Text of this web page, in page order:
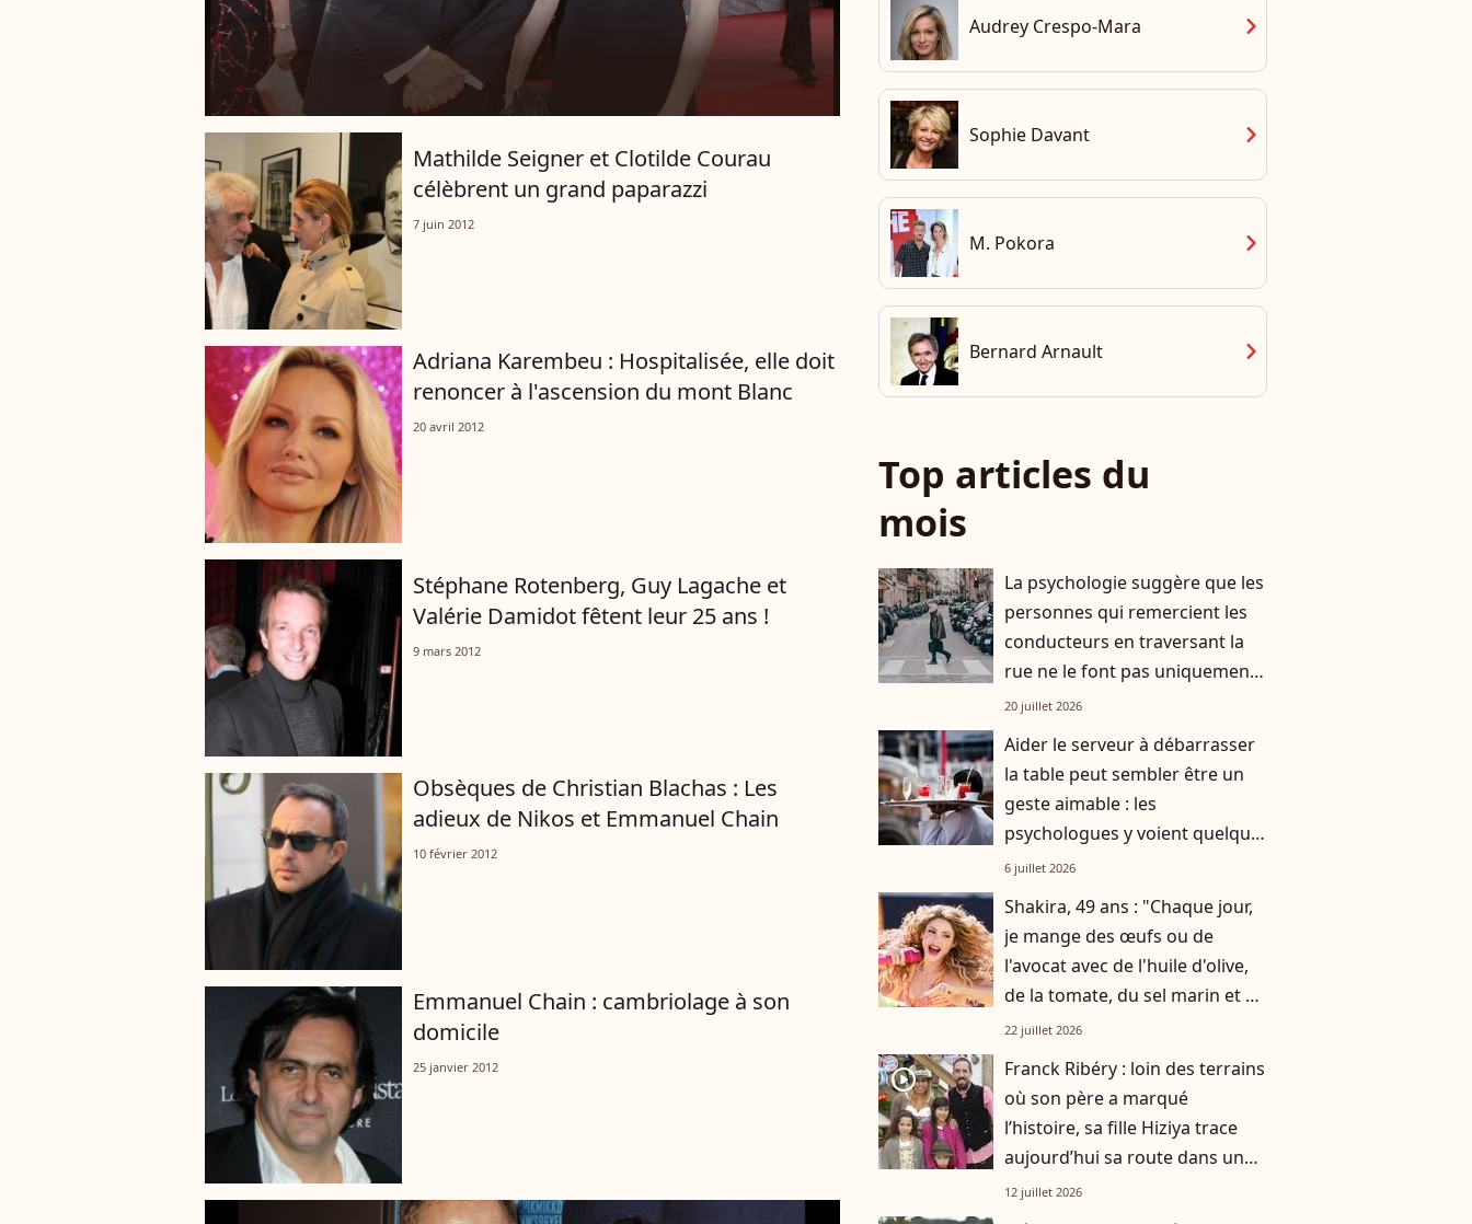
Mathilde Seigner et Clotilde Courau
célèbrent un grand paparazzi
7 juin 2012
Adriana Karembeu : Hospitalisée, elle doit
renoncer à l'ascension du mont Blanc
20 avril 2012
Stéphane Rotenberg, Guy Lagache et
Valérie Damidot fêtent leur 25 ans !
9 mars 2012
Obsèques de Christian Blachas : Les
adieux de Nikos et Emmanuel Chain
10 février 2012
Emmanuel Chain : cambriolage à son
domicile
25 janvier 2012
Audrey Crespo-Mara chevron_right
Sophie Davant chevron_right
M. Pokora chevron_right
Bernard Arnault chevron_right
Top articles du
mois
La psychologie suggère que les
personnes qui remercient les
conducteurs en traversant la
rue ne le font pas uniquement
par gratitude
20 juillet 2026
Aider le serveur à débarrasser
la table peut sembler être un
geste aimable : les
psychologues y voient quelque
chose de bien plus profond.
6 juillet 2026
Shakira, 49 ans : "Chaque jour,
je mange des œufs ou de
l'avocat avec de l'huile d'olive,
de la tomate, du sel marin et un
smoothie"
22 juillet 2026
player2
Franck Ribéry : loin des terrains
où son père a marqué
l’histoire, sa fille Hiziya trace
aujourd’hui sa route dans un
tout autre univers
12 juillet 2026